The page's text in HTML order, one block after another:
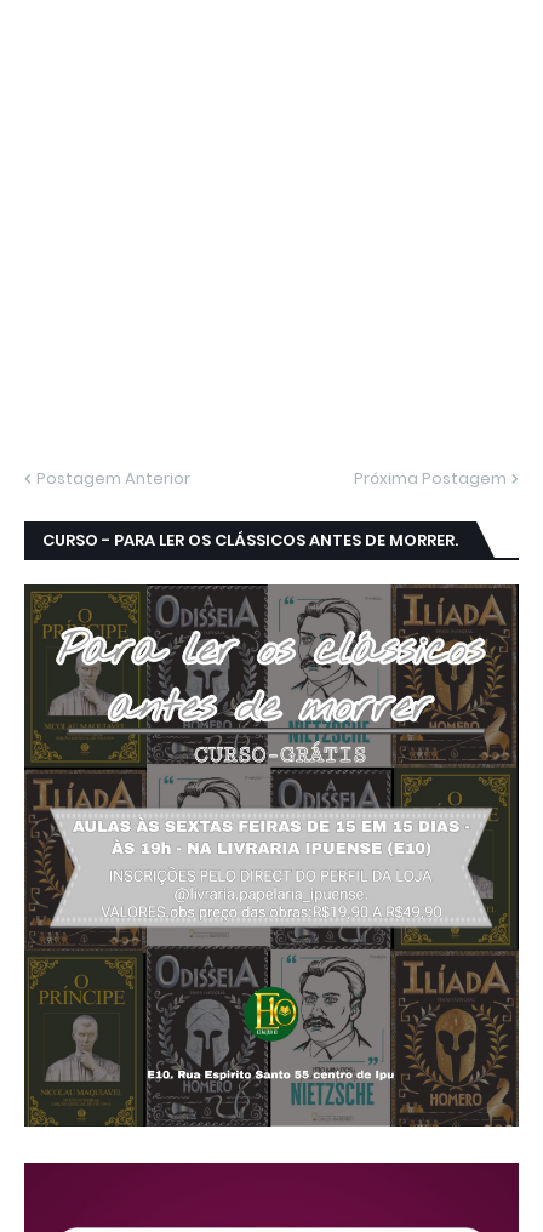
Postagem Anterior Próxima Postagem
CURSO - PARA LER OS CLÁSSICOS ANTES DE MORRER.